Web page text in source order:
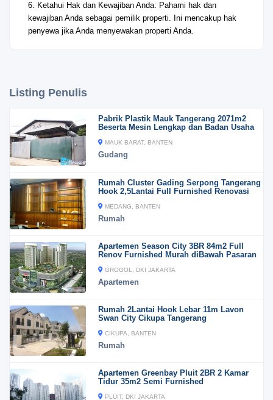
6. Ketahui Hak dan Kewajiban Anda: Pahami hak dan
kewajiban Anda sebagai pemilik properti. Ini mencakup hak
penyewa jika Anda menyewakan properti Anda.
Listing Penulis
Pabrik Plastik Mauk Tangerang 2071m2
Beserta Mesin Lengkap dan Badan Usaha
MAUK BARAT, BANTEN
Gudang
Rumah Cluster Gading Serpong Tangerang
Hook 2,5Lantai Full Furnished Renovasi
MEDANG, BANTEN
Rumah
Apartemen Season City 3BR 84m2 Full
Renov Furnished Murah diBawah Pasaran
GROGOL, DKI JAKARTA
Apartemen
Rumah 2Lantai Hook Lebar 11m Lavon
Swan City Cikupa Tangerang
CIKUPA, BANTEN
Rumah
Apartemen Greenbay Pluit 2BR 2 Kamar
Tidur 35m2 Semi Furnished
PLUIT, DKI JAKARTA